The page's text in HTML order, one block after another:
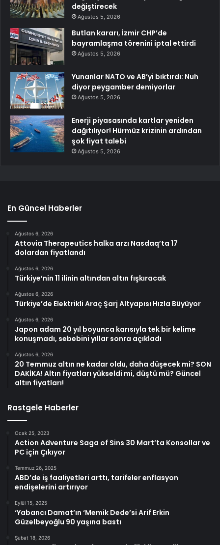
değiştirecek
Ağustos 5, 2026
Butlan kararı, İzmir CHP’de
bayramlaşma törenini iptal ettirdi
Ağustos 5, 2026
Yunanlar NATO ve AB’yi bıktırdı: Nuh
diyor peygamber demiyorlar
Ağustos 5, 2026
Enerji piyasasında kartlar yeniden
dağıtılıyor! Hürmüz krizinin ardından
şok fiyat talebi
Ağustos 5, 2026
En Güncel Haberler
Ağustos 6, 2026
Attovia Therapeutics halka arzı Nasdaq’ta 17
dolardan fiyatlandı
Ağustos 6, 2026
Türkiye’nin 11 ilinin altından altın fışkıracak
Ağustos 6, 2026
Türkiye’de Elektrikli Araç Şarj Altyapısı Hızla Büyüyor
Ağustos 6, 2026
Japon adam 20 yıl boyunca karısıyla tek bir kelime
konuşmadı, sebebini yıllar sonra açıkladı
Ağustos 6, 2026
20 Temmuz altın ne kadar oldu, daha düşecek mi? SON
DAKİKA! Altın fiyatları yükseldi mi, düştü mü? Güncel
altın fiyatları!
Rastgele Haberler
Ocak 25, 2023
Action Adventure Saga of Sins 30 Mart’ta Konsollar ve
PC için Çıkıyor
Temmuz 26, 2025
ABD’de iş faaliyetleri arttı, tarifeler enflasyon
endişelerini artırıyor
Eylül 15, 2025
‘Yabancı Damat’ın ‘Memik Dede’si Arif Erkin
Güzelbeyoğlu 90 yaşına bastı
Şubat 18, 2026